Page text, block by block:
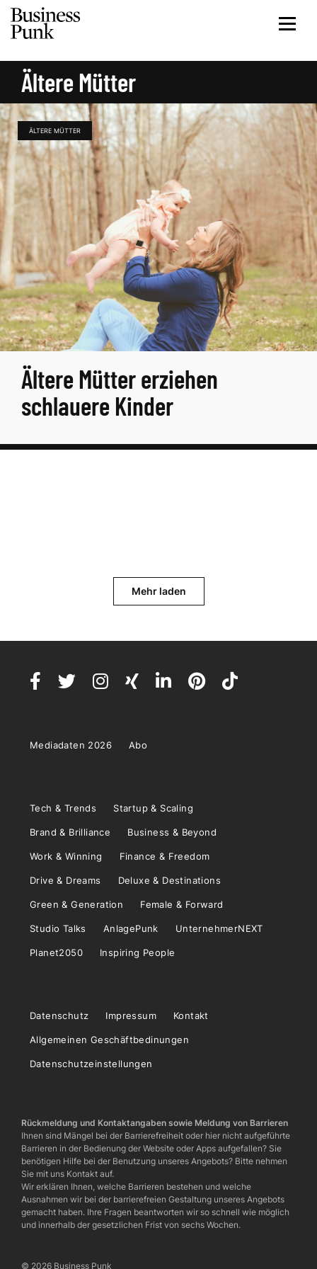
Ältere Mütter
ÄLTERE MÜTTER
Ältere Mütter erziehen
schlauere Kinder
Mehr laden
Mediadaten 2026 Abo
Tech & Trends Startup & Scaling
Brand & Brilliance Business & Beyond
Work & Winning Finance & Freedom
Drive & Dreams Deluxe & Destinations
Green & Generation Female & Forward
Studio Talks AnlagePunk UnternehmerNEXT
Planet2050 Inspiring People
Datenschutz Impressum Kontakt
Allgemeinen Geschäftbedinungen
Datenschutzeinstellungen
Rückmeldung und Kontaktangaben sowie Meldung von Barrieren
Ihnen sind Mängel bei der Barrierefreiheit oder hier nicht aufgeführte
Barrieren in der Bedienung der Website oder Apps aufgefallen? Sie
benötigen Hilfe bei der Benutzung unseres Angebots? Bitte nehmen
Sie mit uns Kontakt auf.
Wir erklären Ihnen, welche Barrieren bestehen und welche
Ausnahmen wir bei der barrierefreien Gestaltung unseres Angebots
gemacht haben. Ihre Fragen beantworten wir so schnell wie möglich
und innerhalb der gesetzlichen Frist von sechs Wochen.
© 2026 Business Punk